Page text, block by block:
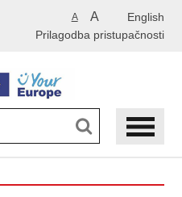
English
A A
Prilagodba pristupačnosti